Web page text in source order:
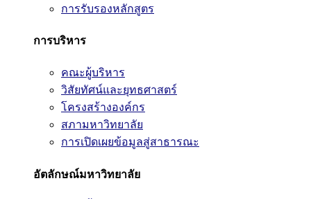
การรับรองหลักสูตร
การบริหาร
คณะผู้บริหาร
วิสัยทัศน์และยุทธศาสตร์
โครงสร้างองค์กร
สภามหาวิทยาลัย
การเปิดเผยข้อมูลสู่สาธารณะ
อัตลักษณ์มหาวิทยาลัย